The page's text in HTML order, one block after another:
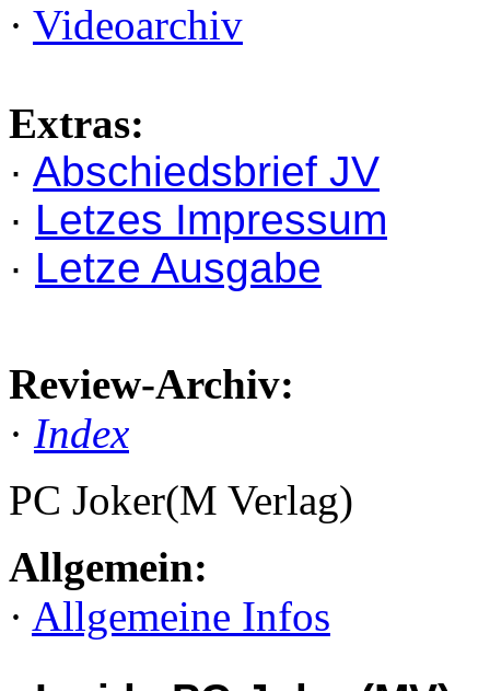
· Videoarchiv
Extras:
· Abschiedsbrief JV
· Letzes Impressum
· Letze Ausgabe
Review-Archiv:
· Index
PC Joker(M Verlag)
Allgemein:
· Allgemeine Infos